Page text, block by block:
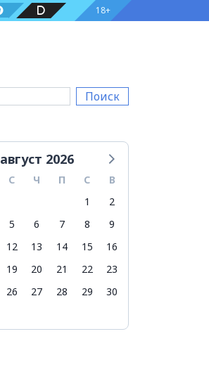
18+
Поиск
август 2026
С Ч П С
В
1
2
5 6 7 8
9
12 13 14 15
16
19 20 21 22
23
26 27 28 29
30